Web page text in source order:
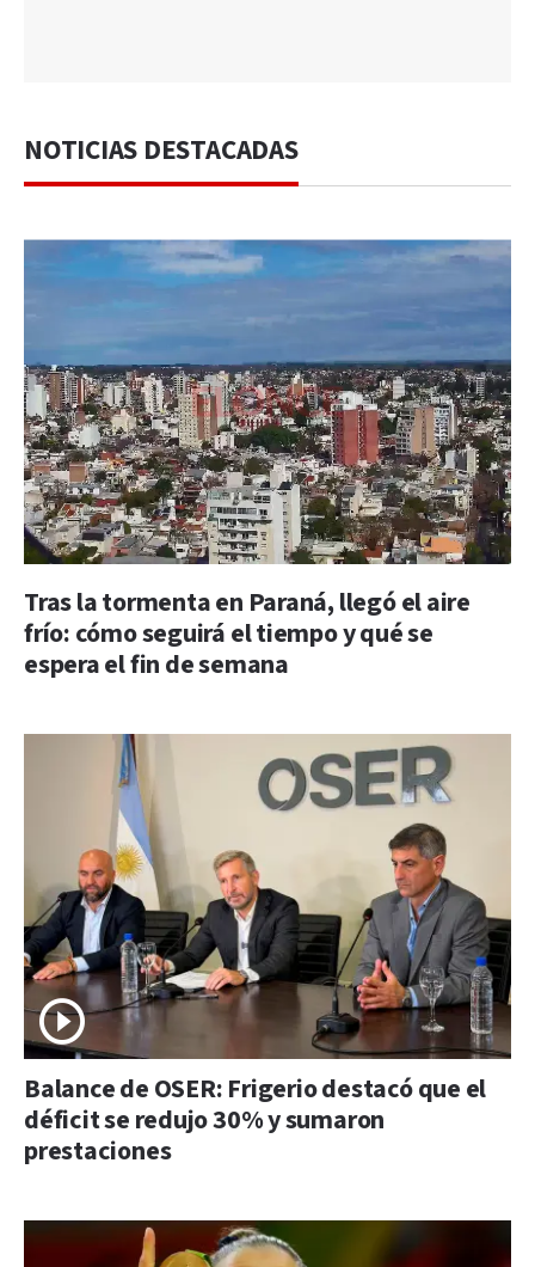
NOTICIAS DESTACADAS
Tras la tormenta en Paraná, llegó el aire
frío: cómo seguirá el tiempo y qué se
espera el fin de semana
Balance de OSER: Frigerio destacó que el
déficit se redujo 30% y sumaron
prestaciones